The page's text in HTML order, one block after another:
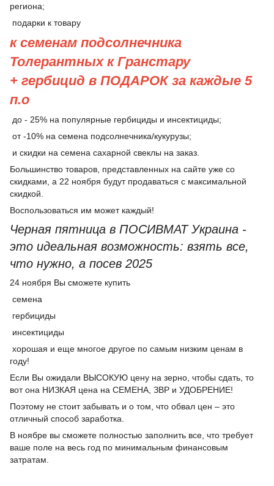
региона;
подарки к товару
к семенам подсолнечника
Толерантных к Гранстару
+ гербицид в ПОДАРОК за каждые 5
п.о
до - 25% на популярные гербициды и инсектициды;
от -10% на семена подсолнечника/кукурузы;
и скидки на семена сахарной свеклы на заказ.
Большинство товаров, представленных на сайте уже со
скидками, а 22 ноября будут продаваться с максимальной
скидкой.
Воспользоваться им может каждый!
Черная пятница в ПОСИВМАТ Украина -
это идеальная возможность: взять все,
что нужно, а посев 2025
24 ноября Вы сможете купить
семена
гербициды
инсектициды
хорошая и еще многое другое по самым низким ценам в
году!
Если Вы ожидали ВЫСОКУЮ цену на зерно, чтобы сдать, то
вот она НИЗКАЯ цена на СЕМЕНА, ЗВР и УДОБРЕНИЕ!
Поэтому не стоит забывать и о том, что обвал цен – это
отличный способ заработка.
В ноябре вы сможете полностью заполнить все, что требует
ваше поле на весь год по минимальным финансовым
затратам.